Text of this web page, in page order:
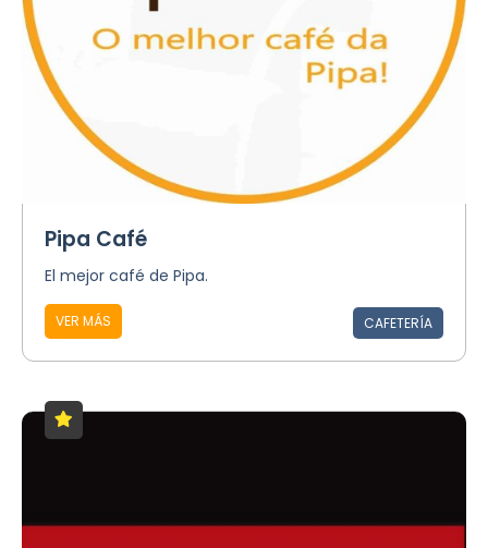
Pipa Café
El mejor café de Pipa.
VER MÁS CAFETERÍA